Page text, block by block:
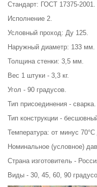
Стандарт: ГОСТ 17375-2001.
Исполнение 2.
Условный проход: Ду 125.
Наружный диаметр: 133 мм.
Толщина стенки: 3,5 мм.
Вес 1 штуки - 3,3 кг.
Угол - 90 градусов.
Тип присоединения - сварка.
Тип конструкции -
Температура: от минус
Номинальное (условное)
Страна изготовитель -
Виды - 30, 45, 60, 90